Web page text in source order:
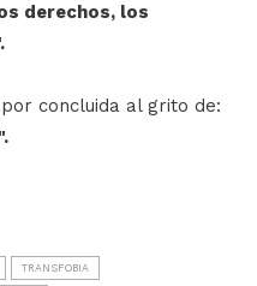
derechos, los
concluida al grito de:
TRANSFOBIA